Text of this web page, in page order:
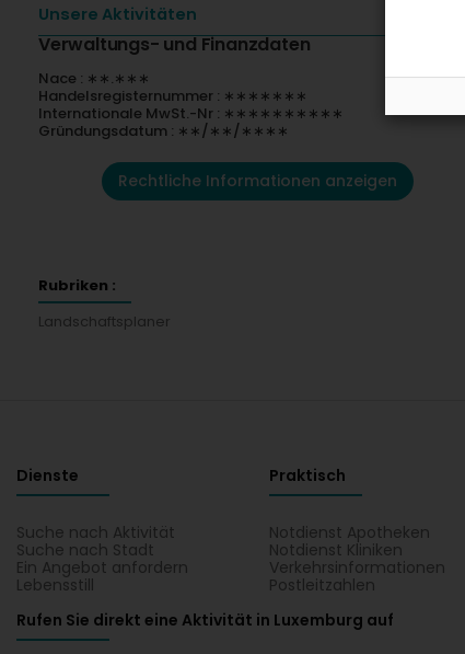
Unsere Aktivitäten
Verwaltungs- und Finanzdaten
Nace : ∗∗.∗∗∗
Handelsregisternummer : ∗∗∗∗∗∗∗
Internationale MwSt.-Nr : ∗∗∗∗∗∗∗∗∗∗
Gründungsdatum : ∗∗/∗∗/∗∗∗∗
Rechtliche Informationen anzeigen
Rubriken :
Landschaftsplaner
Dienste
Suche nach Aktivität
Suche nach Stadt
Ein Angebot anfordern
Lebensstill
Praktisch
Notdienst Apotheken
Notdienst Kliniken
Verkehrsinformationen
Postleitzahlen
Rufen Sie direkt eine Aktivität in Luxemburg auf